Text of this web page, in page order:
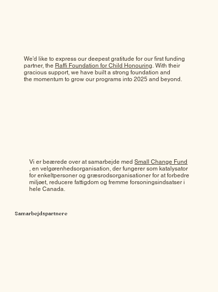
We’d like to express our deepest gratitude for our first funding
partner, the Raffi Foundation for Child Honouring. With their
gracious support, we have built a strong foundation and
the momentum to grow our programs into 2025 and beyond.
Vi er beærede over at samarbejde medSmall Change Fund
, en velgørenhedsorganisation, der fungerer som katalysator
for enkeltpersoner og græsrodsorganisationer for at forbedre
miljøet, reducere fattigdom og fremme forsoningsindsatser i
hele Canada.
Samarbejdspartnere